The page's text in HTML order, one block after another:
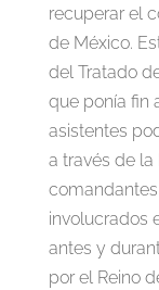
recuperar el
de México.
del Tratado
que ponía fin
asistentes
a través de la
involucrados
antes y
por el Reino